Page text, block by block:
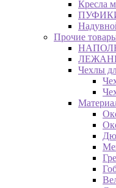
Кресла
ПУФИКИ
Прочие
Чехлы